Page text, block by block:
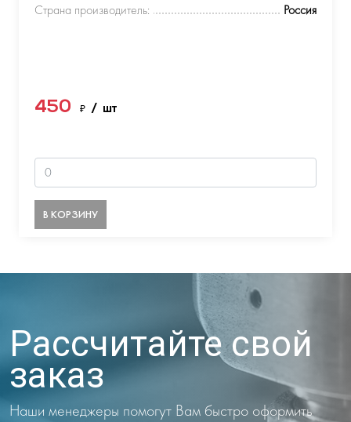
Страна производитель:
Россия
450 ₽ / шт
В КОРЗИНУ
Рассчитайте свой
заказ
Наши менеджеры помогут Вам быстро оформить